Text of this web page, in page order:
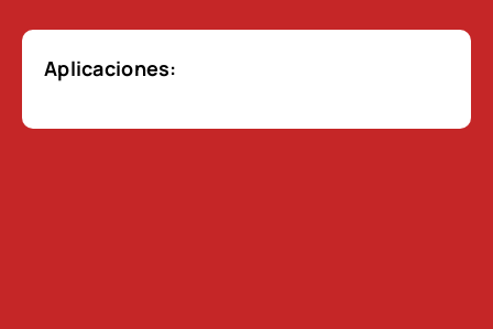
Aplicaciones: